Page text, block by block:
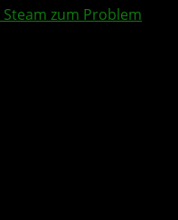
Steam zum Problem